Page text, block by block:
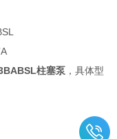
柱塞泵 ，具体型